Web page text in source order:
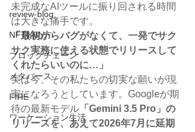
review-blog
NFT始め方
ブロックチェーン
メタバース
FIRE
ワーケーション生活
未完成なAIツールに振り回される時間
は大きな痛手です。
「最初からバグがなくて、一発でサク
サク実務に使える状態でリリースして
くれたらいいのに…」
実は今、その私たちの切実な願いが現
実になろうとしています。Googleが期
待の最新モデル 「Gemini 3.5 Pro」の
リリースを、あえて2026年7月に延期